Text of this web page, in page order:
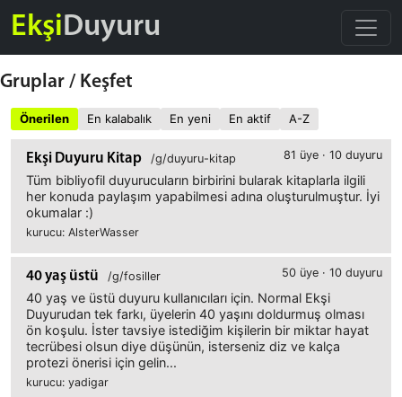
EkşiDuyuru
Gruplar / Keşfet
Önerilen En kalabalık En yeni En aktif A-Z
Ekşi Duyuru Kitap /g/duyuru-kitap 81 üye · 10 duyuru
Tüm bibliyofil duyurucuların birbirini bularak kitaplarla ilgili
her konuda paylaşım yapabilmesi adına oluşturulmuştur. İyi
okumalar :)
kurucu: AlsterWasser
40 yaş üstü /g/fosiller 50 üye · 10 duyuru
40 yaş ve üstü duyuru kullanıcıları için. Normal Ekşi
Duyurudan tek farkı, üyelerin 40 yaşını doldurmuş olması
ön koşulu. İster tavsiye istediğim kişilerin bir miktar hayat
tecrübesi olsun diye düşünün, isterseniz diz ve kalça
protezi önerisi için gelin...
kurucu: yadigar